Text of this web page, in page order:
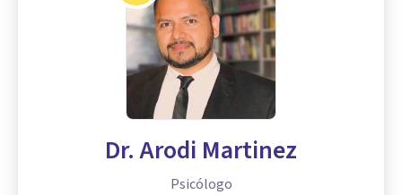
Dr. Arodi Martinez
Psicólogo